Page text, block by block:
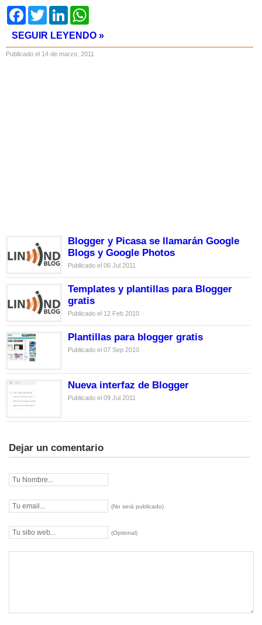
FacebookTwitter LinkedIn
SEGUIR LEYENDO »
Publicado el 14 de marzo, 2011
Blogger y Picasa se llamarán Google
Blogs y Google Photos
Publicado el 06 Jul 2011
Templates y plantillas para Blogger
gratis
Publicado el 12 Feb 2010
Plantillas para blogger gratis
Publicado el 07 Sep 2010
Nueva interfaz de Blogger
Publicado el 09 Jul 2011
Dejar un comentario
(No será publicado)
(Optional)